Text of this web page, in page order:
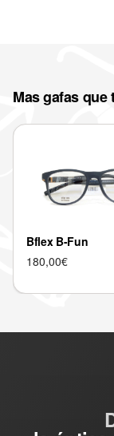
Mas gafas que
Bflex B-Fun
180,00€